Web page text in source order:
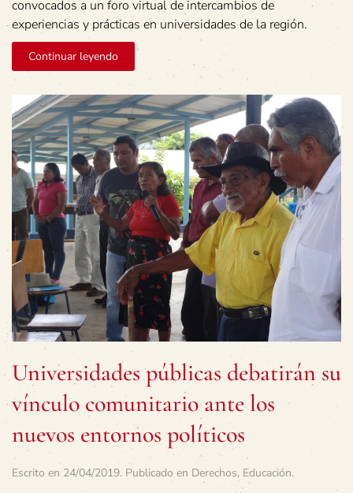
convocados a un foro virtual de intercambios de
experiencias y prácticas en universidades de la región.
Continuar leyendo
Universidades públicas debatirán su
vínculo comunitario ante los
nuevos entornos políticos
Escrito en 24/04/2019. Publicado en Derechos, Educación.